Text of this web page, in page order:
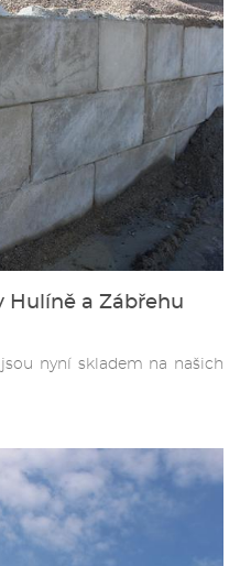
Hulíně a Zábřehu
jsou nyní skladem na našich